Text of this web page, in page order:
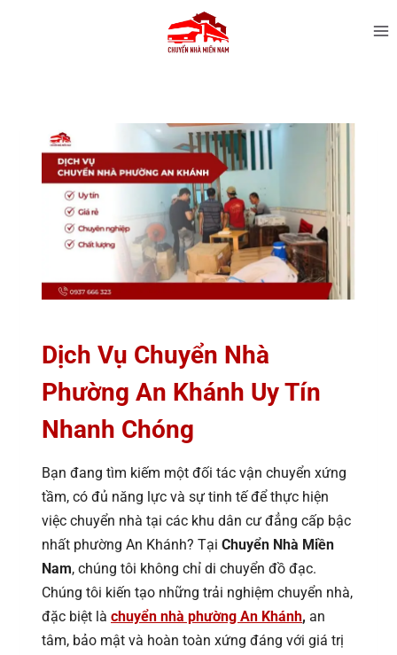
Dịch Vụ Chuyển Nhà
Phường An Khánh Uy Tín
Nhanh Chóng
Bạn đang tìm kiếm một đối tác vận chuyển xứng
tầm, có đủ năng lực và sự tinh tế để thực hiện
việc chuyển nhà tại các khu dân cư đẳng cấp bậc
nhất phường An Khánh? Tại Chuyển Nhà Miền
Nam, chúng tôi không chỉ di chuyển đồ đạc.
Chúng tôi kiến tạo những trải nghiệm chuyển nhà,
đặc biệt là chuyển nhà phường An Khánh, an
tâm, bảo mật và hoàn toàn xứng đáng với giá trị